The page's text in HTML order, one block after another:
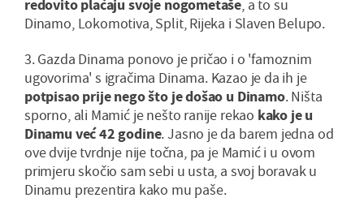
redovito plaćaju svoje nogometaše, a to su
Dinamo, Lokomotiva, Split, Rijeka i Slaven Belupo.
3. Gazda Dinama ponovo je pričao i o 'famoznim
ugovorima' s igračima Dinama. Kazao je da ih je
potpisao prije nego što je došao u Dinamo. Ništa
sporno, ali Mamić je nešto ranije rekao kako je u
Dinamu već 42 godine. Jasno je da barem jedna od
ove dvije tvrdnje nije točna, pa je Mamić i u ovom
primjeru skočio sam sebi u usta, a svoj boravak u
Dinamu prezentira kako mu paše.